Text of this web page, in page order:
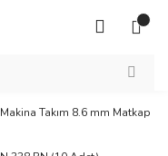
Makina Takım 8.6 mm Matkap